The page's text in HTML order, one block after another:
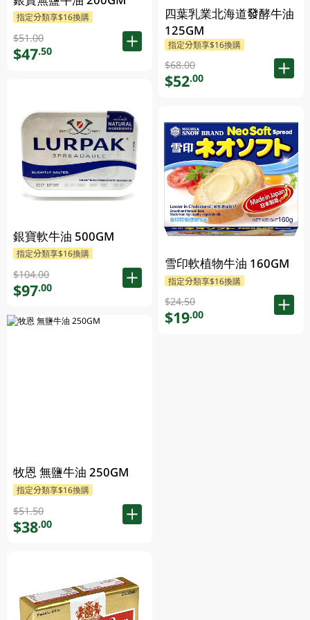
指定分類享$16換購
$51.00
$47.50
銀寶軟牛油 500GM
指定分類享$16換購
$104.00
$97.00
牧恩 無鹽牛油 250GM
指定分類享$16換購
$51.50
$38.00
四葉乳業北海道發酵牛油
125GM
指定分類享$16換購
$68.00
$52.00
雪印軟植物牛油 160GM
指定分類享$16換購
$24.50
$19.00